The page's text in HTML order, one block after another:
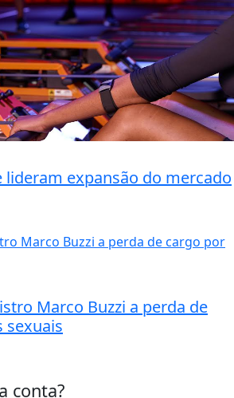
lideram expansão do mercado
Marco Buzzi a perda de
sexuais
conta?